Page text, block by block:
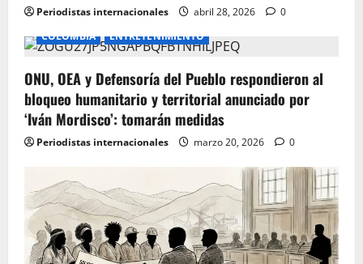
Periodistas internacionales abril 28, 2026
0
COLOMBIA
ENTRETENIMIENTO
ONU, OEA y Defensoría del Pueblo respondieron al
bloqueo humanitario y territorial anunciado por
‘Iván Mordisco’: tomarán medidas
Periodistas internacionales marzo 20, 2026 0